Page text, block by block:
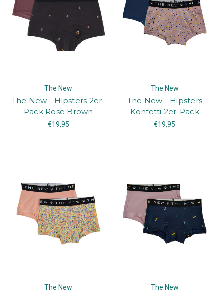
The New
The New - Hipsters 2er-
Pack Rose Brown
€19,95
The New
The New - Hipsters
Konfetti 2er-Pack
€19,95
The New The New